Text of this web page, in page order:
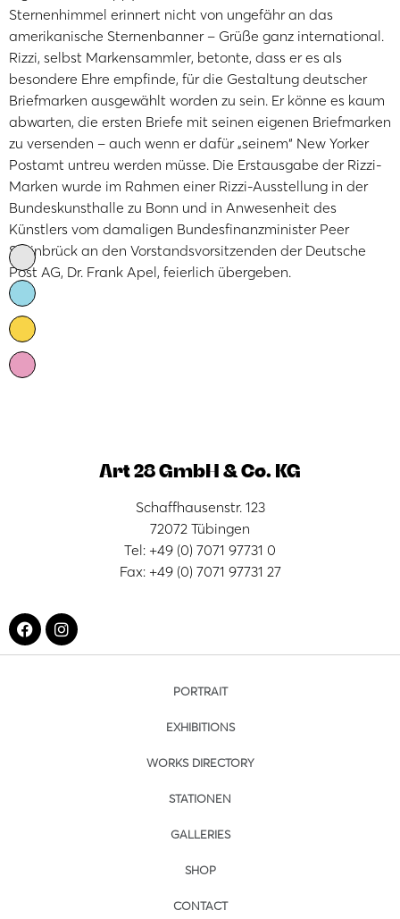
Sternenhimmel erinnert nicht von ungefähr an das
amerikanische Sternenbanner – Grüße ganz international.
Rizzi, selbst Markensammler, betonte, dass er es als
besondere Ehre empfinde, für die Gestaltung deutscher
Briefmarken ausgewählt worden zu sein. Er könne es kaum
abwarten, die ersten Briefe mit seinen eigenen Briefmarken
zu versenden – auch wenn er dafür „seinem“ New Yorker
Postamt untreu werden müsse. Die Erstausgabe der Rizzi-
Marken wurde im Rahmen einer Rizzi-Ausstellung in der
Bundeskunsthalle zu Bonn und in Anwesenheit des
Künstlers vom damaligen Bundesfinanzminister Peer
Steinbrück an den Vorstandsvorsitzenden der Deutsche
Post AG, Dr. Frank Apel, feierlich übergeben.
Art 28 GmbH & Co. KG
Schaffhausenstr. 123
72072 Tübingen
Tel: +49 (0) 7071 97731 0
Fax: +49 (0) 7071 97731 27
PORTRAIT
EXHIBITIONS
WORKS DIRECTORY
STATIONEN
GALLERIES
SHOP
CONTACT